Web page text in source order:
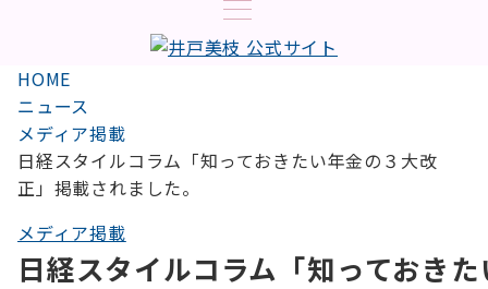
HOME
ニュース
メディア掲載
日経スタイルコラム「知っておきたい年金の３大改
正」掲載されました。
メディア掲載
日経スタイルコラム「知っておき